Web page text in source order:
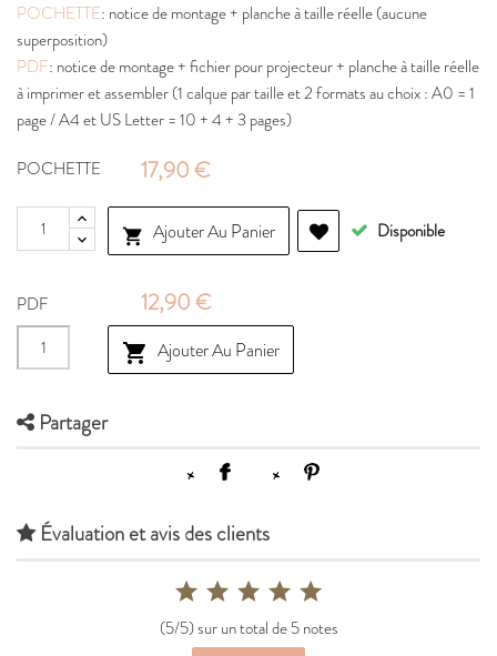
POCHETTE: notice de montage + planche à taille réelle (aucune
superposition)
PDF: notice de montage + fichier pour projecteur + planche à taille réelle
à imprimer et assembler (1 calque par taille et 2 formats au choix : A0 = 1
page / A4 et US Letter = 10 + 4 + 3 pages)
POCHETTE
17,90 €
 Ajouter Au Panier Disponible
PDF 12,90 €
 Ajouter Au Panier
Partager
Évaluation et avis des clients
(5/5) sur un total de 5 notes